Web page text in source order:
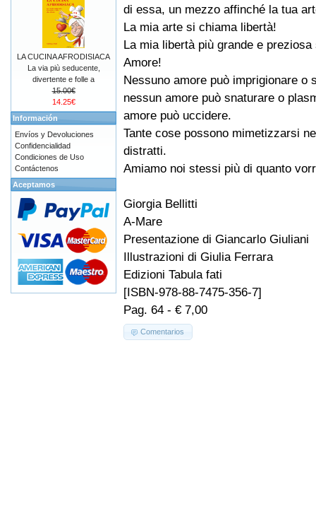
di essa, un mezzo affinché la tua
La mia arte si chiama libertà!
La mia libertà più grande e
Amore!
Nessuno amore può imprigionare o
nessun amore può snaturare o
amore può uccidere.
Tante cose possono mimetizzarsi
distratti.
Amiamo noi stessi più di quanto
Giorgia Bellitti
A-Mare
Presentazione di Giancarlo Giuliani
Illustrazioni di Giulia Ferrara
Edizioni Tabula fati
[ISBN-978-88-7475-356-7]
Pag. 64 - € 7,00
Comentarios
LA CUCINA AFRODISIACA
La via più seducente,
divertente e folle a
15.00€
14.25€
Información
Envíos y Devoluciones
Confidencialidad
Condiciones de Uso
Contáctenos
Aceptamos